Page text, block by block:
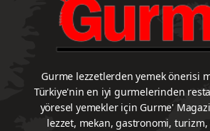
Gurme lezzetlerden yemek önerisi
Türkiye'nin en iyi gurmelerinden
yöresel yemekler için Gurme'
lezzet, mekan, gastronomi, turizm,